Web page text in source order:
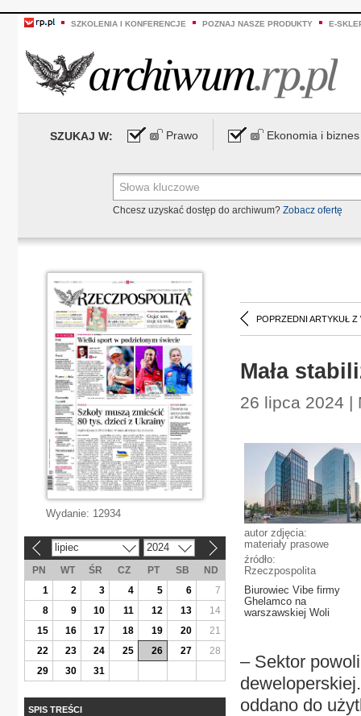
SZKOLENIA I KONFERENCJE POZNAJ NASZE PRODUKTY E-
SZUKAJ W: Prawo Ekonomia i biznes
Chcesz uzyskać dostęp do archiwum? Zobacz ofertę
POPRZEDNI ARTYKUŁ Z
Mała
26 lipca 2024 |
autor zdjęcia:
materiały prasowe
źródło:
Rzeczpospolita
Biurowiec Vibe firmy
Ghelamco na
warszawskiej Woli
– Sektor
oddano do
Wydanie: 12934
lipiec 2024
PN WT ŚR CZ PT SB
ND
1
2 3 4 5 6
7
8
9 10 11 12 13
14
15
16 17 18 19 20
21
22
23 24 25 26 27
28
29
30 31
SPIS TREŚCI